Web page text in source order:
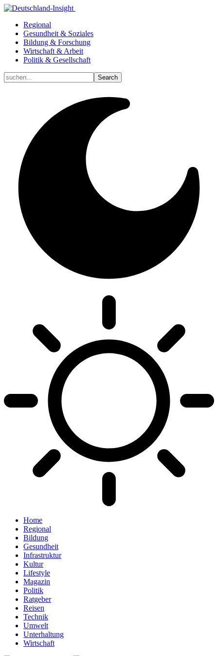
Regional
Gesundheit & Soziales
Bildung & Forschung
Wirtschaft & Arbeit
Politik & Gesellschaft
Home
Regional
Bildung
Gesundheit
Infrastruktur
Kultur
Lifestyle
Magazin
Politik
Ratgeber
Reisen
Technik
Umwelt
Unterhaltung
Wirtschaft